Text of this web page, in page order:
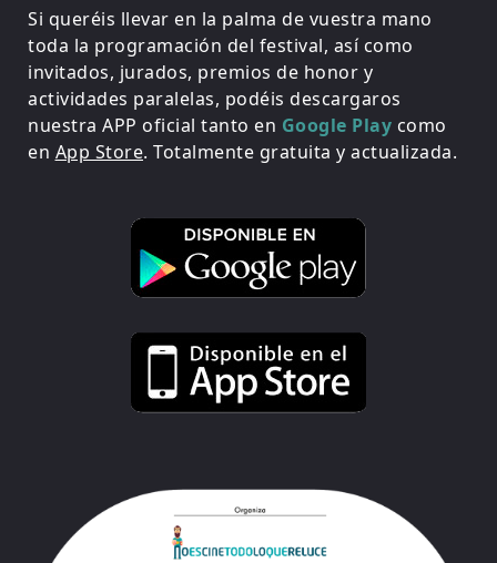
Si queréis llevar en la palma de vuestra mano
toda la programación del festival, así como
invitados, jurados, premios de honor y
actividades paralelas, podéis descargaros
nuestra APP oficial tanto en Google Play como
en App Store. Totalmente gratuita y actualizada.